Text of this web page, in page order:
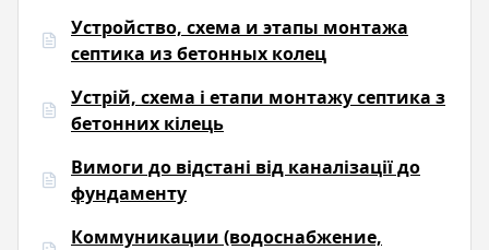
Устройство, схема и этапы монтажа
септика из бетонных колец
Устрій, схема і етапи монтажу септика з
бетонних кілець
Вимоги до відстані від каналізації до
фундаменту
Коммуникации (водоснабжение,